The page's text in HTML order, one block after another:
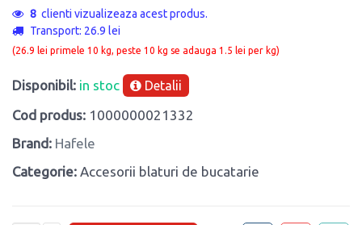
8 clienti vizualizeaza acest produs.
Transport: 26.9 lei
(26.9 lei primele 10 kg, peste 10 kg se adauga 1.5 lei per kg)
Disponibil: in stoc Detalii
Cod produs: 1000000021332
Brand: Hafele
Categorie: Accesorii blaturi de bucatarie